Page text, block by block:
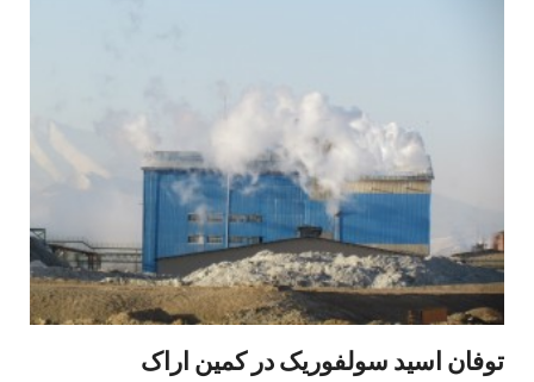
توفان اسید سولفوریک در کمین اراک